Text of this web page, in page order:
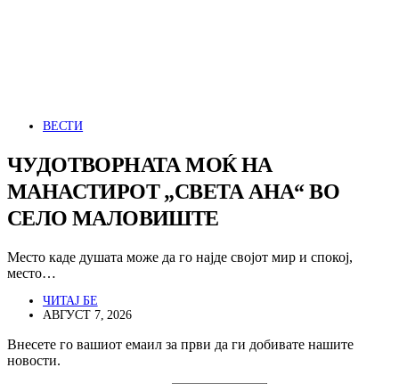
ВЕСТИ
ЧУДОТВОРНАТА МОЌ НА
МАНАСТИРОТ „СВЕТА АНА“ ВО
СЕЛО МАЛОВИШТЕ
Место каде душата може да го најде својот мир и спокој,
место…
ЧИТАЈ БЕ
АВГУСТ 7, 2026
Внесете го вашиот емаил за први да ги добивате нашите
новости.